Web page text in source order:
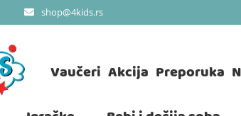
shop@4kids.rs
Vaučeri Akcija Preporuka